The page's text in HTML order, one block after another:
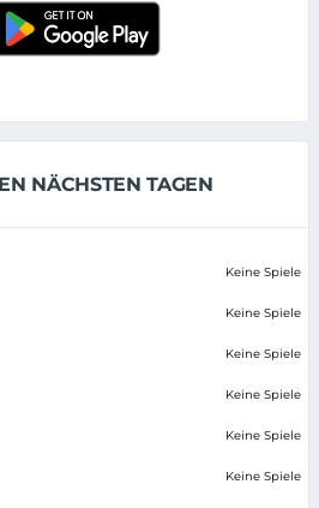
NÄCHSTEN TAGEN
Keine Spiele
Keine Spiele
Keine Spiele
Keine Spiele
Keine Spiele
Keine Spiele